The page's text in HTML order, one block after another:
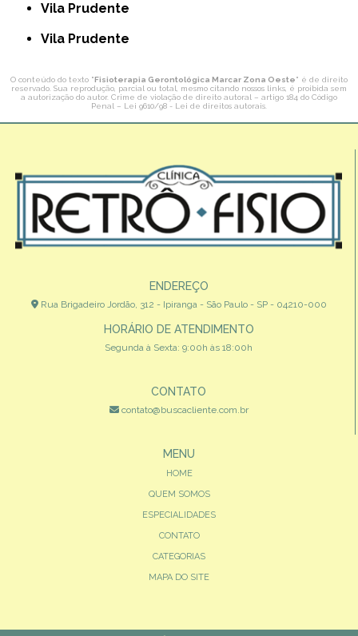
Vila Prudente
Vila Prudente
O conteúdo do texto " Fisioterapia Gerontológica Marcar Zona Oeste" é de direito
reservado. Sua reprodução, parcial ou total, mesmo citando nossos links, é proibida sem
a autorização do autor. Crime de violação de direito autoral – artigo 184 do Código
Penal – Lei 9610/98 - Lei de direitos autorais.
ENDEREÇO
Rua Brigadeiro Jordão, 312 - Ipiranga - São Paulo - SP - 04210-000
HORÁRIO DE ATENDIMENTO
Segunda à Sexta: 9:00h às 18:00h
CONTATO
contato@buscacliente.com.br
MENU
HOME
QUEM SOMOS
ESPECIALIDADES
CONTATO
CATEGORIAS
MAPA DO SITE